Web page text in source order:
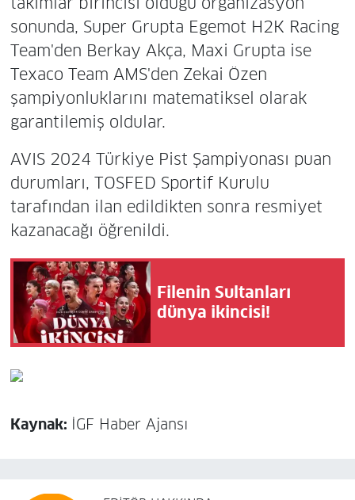
sonunda, Super Grupta Egemot H2K Racing
Team'den Berkay Akça, Maxi Grupta ise
Texaco Team AMS'den Zekai Özen
şampiyonluklarını matematiksel olarak
garantilemiş oldular.
AVIS 2024 Türkiye Pist Şampiyonası puan
durumları, TOSFED Sportif Kurulu
tarafından ilan edildikten sonra resmiyet
kazanacağı öğrenildi.
Filenin Sultanları
dünya ikincisi!
Kaynak: İGF Haber Ajansı